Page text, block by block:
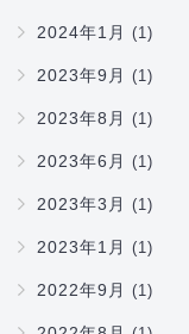
2024年1月 (1)
2023年9月 (1)
2023年8月 (1)
2023年6月 (1)
2023年3月 (1)
2023年1月 (1)
2022年9月 (1)